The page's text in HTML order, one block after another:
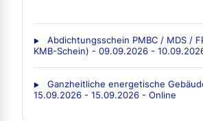
Abdichtungsschein PMBC / MDS /
KMB-Schein) - 09.09.2026 -
Ganzheitliche energetische
15.09.2026 - 15.09.2026 - Online